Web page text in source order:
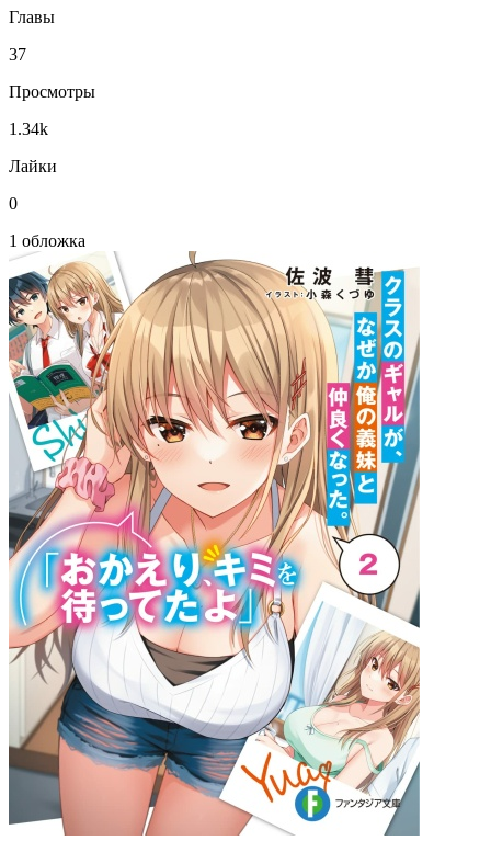
Главы
37
Просмотры
1.34k
Лайки
0
1 обложка